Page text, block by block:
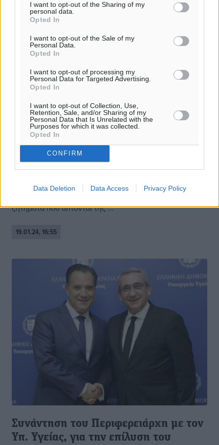
I want to opt-out of the Sharing of my
personal data.
Opted In
I want to opt-out of the Sale of my
Personal Data.
Opted In
I want to opt-out of processing my
Personal Data for Targeted Advertising.
Opted In
I want to opt-out of Collection, Use,
Retention, Sale, and/or Sharing of my
Personal Data that Is Unrelated with the
Purposes for which it was collected.
Opted In
CONFIRM
Data Deletion Data Access Privacy Policy
Βασ. Υψηλάντης: Στον Υπουργό
Άμυνας το θέμα της άρσης των
εμποδίων για τις δικαιοπραξίες στην
παραμεθόριο
Βασίλης Α. Υψηλάντης επισκέφθηκε τον Υπουργό
ζητήματα που άπτονται της ...
19.01.24, 16:55
Συνάντηση του Περιφερειάρχη με τον
Υπ. Υγείας, για την επίλυση του